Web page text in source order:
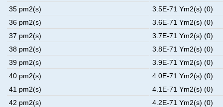
35 pm2(s)
3.5E-71 Ym2(s) (0)
36 pm2(s)
3.6E-71 Ym2(s) (0)
37 pm2(s)
3.7E-71 Ym2(s) (0)
38 pm2(s)
3.8E-71 Ym2(s) (0)
39 pm2(s)
3.9E-71 Ym2(s) (0)
40 pm2(s)
4.0E-71 Ym2(s) (0)
41 pm2(s)
4.1E-71 Ym2(s) (0)
42 pm2(s)
4.2E-71 Ym2(s) (0)